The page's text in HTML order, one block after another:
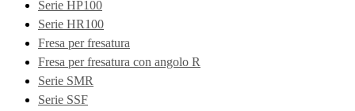
Serie HP100
Serie HR100
Fresa per fresatura
Fresa per fresatura con angolo R
Serie SMR
Serie SSF